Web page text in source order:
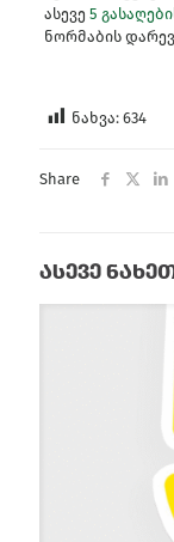
ასევე 5
ნორმაბის
ნახვა: 634
Share
ასევე